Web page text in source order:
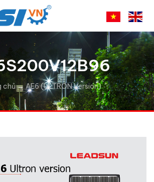
chủ→ AE6 (ULTRON Version)